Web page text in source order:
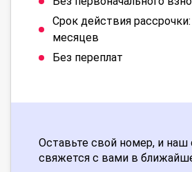
Срок действия
месяцев
Без переплат
Оставьте свой номер, и наш
свяжется с вами в